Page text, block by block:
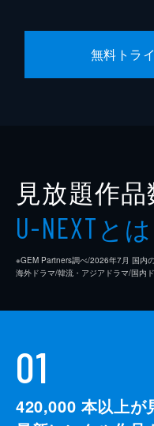
無料トラ
見放題作品
U-NEXTとは
※GEM Partners調べ/2026年7⽉ 国内
海外ドラマ/韓流・アジアドラマ/国内
01
420,000 本以上が